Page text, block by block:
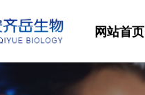
网站首页